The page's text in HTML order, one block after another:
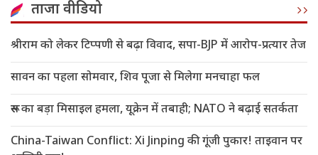
ताजा वीडियो
श्रीराम को लेकर टिप्पणी से बढ़ा विवाद, सपा-BJP में आरोप-प्रत्यार तेज
सावन का पहला सोमवार, शिव पूजा से मिलेगा मनचाहा फल
रूस का बड़ा मिसाइल हमला, यूक्रेन में तबाही; NATO ने बढ़ाई सतर्कता
China-Taiwan Conflict: Xi Jinping की गूंजी पुकार! ताइवान पर